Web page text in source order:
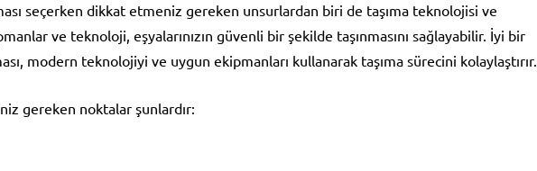
seçerken dikkat etmeniz gereken unsurlardan biri de taşıma teknolojisi ve
ve teknoloji, eşyalarınızın güvenli bir şekilde taşınmasını sağlayabilir. İyi bir
modern teknolojiyi ve uygun ekipmanları kullanarak taşıma sürecini kolaylaştırır.
gereken noktalar şunlardır: